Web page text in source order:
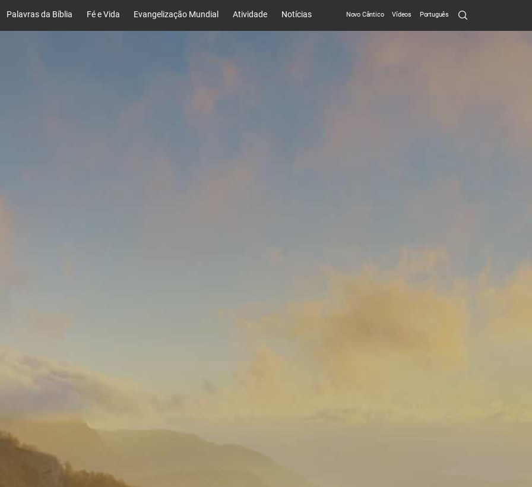
Palavras da Bíblia Fé e Vida Evangelização Mundial Atividade Notícias Novo Cântico Vídeos Português Search
Submit